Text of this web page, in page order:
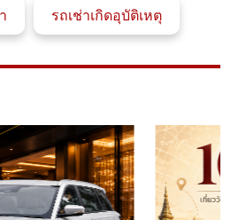
รถเช่าเกิดอุบัติเหตุ